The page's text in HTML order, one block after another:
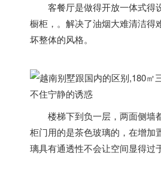
客餐厅是做得开放一体式得
橱柜，。解决了油烟大难清洁得
坏整体的风格。
楼梯下到负一层，两面侧墙
柜门用的是茶色玻璃的，在增加
璃具有通透性不会让空间显得过